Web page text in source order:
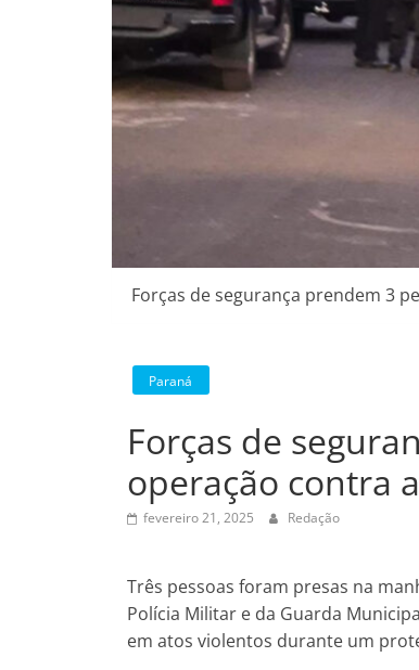
Forças de segurança prendem 3
Paraná
Forças de
operação contra
fevereiro 21, 2025 Redação
Três pessoas foram presas na
Polícia Militar e da Guarda
em atos violentos durante um